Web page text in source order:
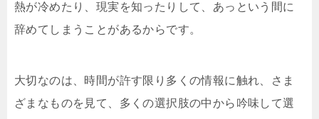
熱が冷めたり、現実を知ったりして、あっという間に
辞めてしまうことがあるからです。
大切なのは、時間が許す限り多くの情報に触れ、さま
ざまなものを見て、多くの選択肢の中から吟味して選